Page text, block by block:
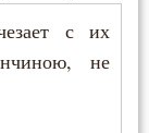
с их
не